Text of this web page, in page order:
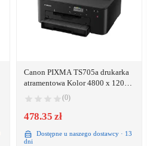
Canon PIXMA TS705a drukarka
atramentowa Kolor 4800 x 1200
DPI A4 Wi-Fi(0)
478.35 zł
Dostępne u naszego dostawcy · 13
dni